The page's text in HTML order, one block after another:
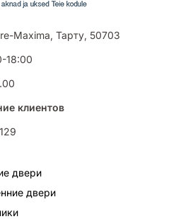
Maxima, Тарту, 50703
18:00
клиентов
двери
двери